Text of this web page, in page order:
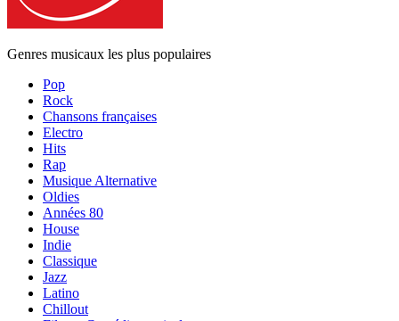
Genres musicaux les plus populaires
Pop
Rock
Chansons françaises
Electro
Hits
Rap
Musique Alternative
Oldies
Années 80
House
Indie
Classique
Jazz
Latino
Chillout